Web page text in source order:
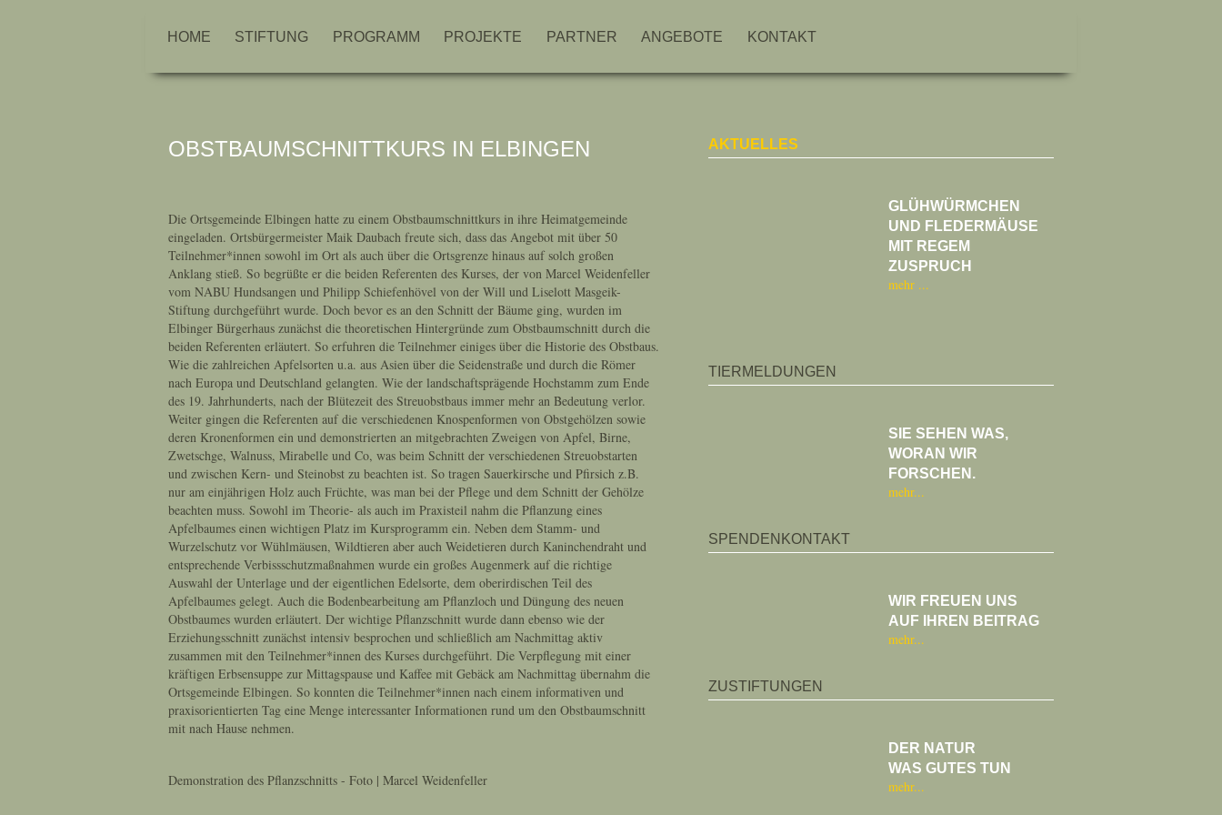
HOME STIFTUNG PROGRAMM PROJEKTE PARTNER ANGEBOTE KONTAKT
OBSTBAUMSCHNITTKURS IN ELBINGEN
Die Ortsgemeinde Elbingen hatte zu einem Obstbaumschnittkurs in ihre Heimatgemeinde
eingeladen. Ortsbürgermeister Maik Daubach freute sich, dass das Angebot mit über 50
Teilnehmer*innen sowohl im Ort als auch über die Ortsgrenze hinaus auf solch großen
Anklang stieß. So begrüßte er die beiden Referenten des Kurses, der von Marcel Weidenfeller
vom NABU Hundsangen und Philipp Schiefenhövel von der Will und Liselott Masgeik-
Stiftung durchgeführt wurde. Doch bevor es an den Schnitt der Bäume ging, wurden im
Elbinger Bürgerhaus zunächst die theoretischen Hintergründe zum Obstbaumschnitt durch die
beiden Referenten erläutert. So erfuhren die Teilnehmer einiges über die Historie des Obstbaus.
Wie die zahlreichen Apfelsorten u.a. aus Asien über die Seidenstraße und durch die Römer
nach Europa und Deutschland gelangten. Wie der landschaftsprägende Hochstamm zum Ende
des 19. Jahrhunderts, nach der Blütezeit des Streuobstbaus immer mehr an Bedeutung verlor.
Weiter gingen die Referenten auf die verschiedenen Knospenformen von Obstgehölzen sowie
deren Kronenformen ein und demonstrierten an mitgebrachten Zweigen von Apfel, Birne,
Zwetschge, Walnuss, Mirabelle und Co, was beim Schnitt der verschiedenen Streuobstarten
und zwischen Kern- und Steinobst zu beachten ist. So tragen Sauerkirsche und Pfirsich z.B.
nur am einjährigen Holz auch Früchte, was man bei der Pflege und dem Schnitt der Gehölze
beachten muss. Sowohl im Theorie- als auch im Praxisteil nahm die Pflanzung eines
Apfelbaumes einen wichtigen Platz im Kursprogramm ein. Neben dem Stamm- und
Wurzelschutz vor Wühlmäusen, Wildtieren aber auch Weidetieren durch Kaninchendraht und
entsprechende Verbissschutzmaßnahmen wurde ein großes Augenmerk auf die richtige
Auswahl der Unterlage und der eigentlichen Edelsorte, dem oberirdischen Teil des
Apfelbaumes gelegt. Auch die Bodenbearbeitung am Pflanzloch und Düngung des neuen
Obstbaumes wurden erläutert. Der wichtige Pflanzschnitt wurde dann ebenso wie der
Erziehungsschnitt zunächst intensiv besprochen und schließlich am Nachmittag aktiv
zusammen mit den Teilnehmer*innen des Kurses durchgeführt. Die Verpflegung mit einer
kräftigen Erbsensuppe zur Mittagspause und Kaffee mit Gebäck am Nachmittag übernahm die
Ortsgemeinde Elbingen. So konnten die Teilnehmer*innen nach einem informativen und
praxisorientierten Tag eine Menge interessanter Informationen rund um den Obstbaumschnitt
mit nach Hause nehmen.
Demonstration des Pflanzschnitts - Foto | Marcel Weidenfeller
AKTUELLES
GLÜHWÜRMCHEN
UND FLEDERMÄUSE
MIT REGEM
ZUSPRUCH
mehr
TIERMELDUNGEN
SIE SEHEN WAS,
WORAN WIR
FORSCHEN.
mehr
SPENDENKONTAKT
WIR FREUEN UNS
AUF IHREN BEITRAG
mehr
ZUSTIFTUNGEN
DER NATUR
WAS GUTES TUN
mehr